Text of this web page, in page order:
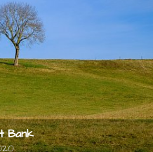
Bank